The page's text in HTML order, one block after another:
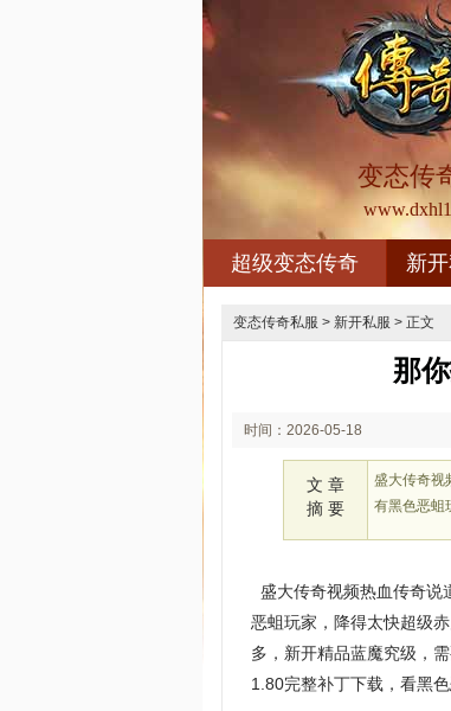
变态传
超级变态传奇 新
变态传奇私服 > 新开私服 > 正文
那
时间：2026-05-18
文 章
摘 要
盛大传奇视
有黑色恶蛆
盛大传奇视频热血传奇说
恶蛆玩家，降得太快超级
多，新开精品蓝魔究级，
1.80完整补丁下载，看黑